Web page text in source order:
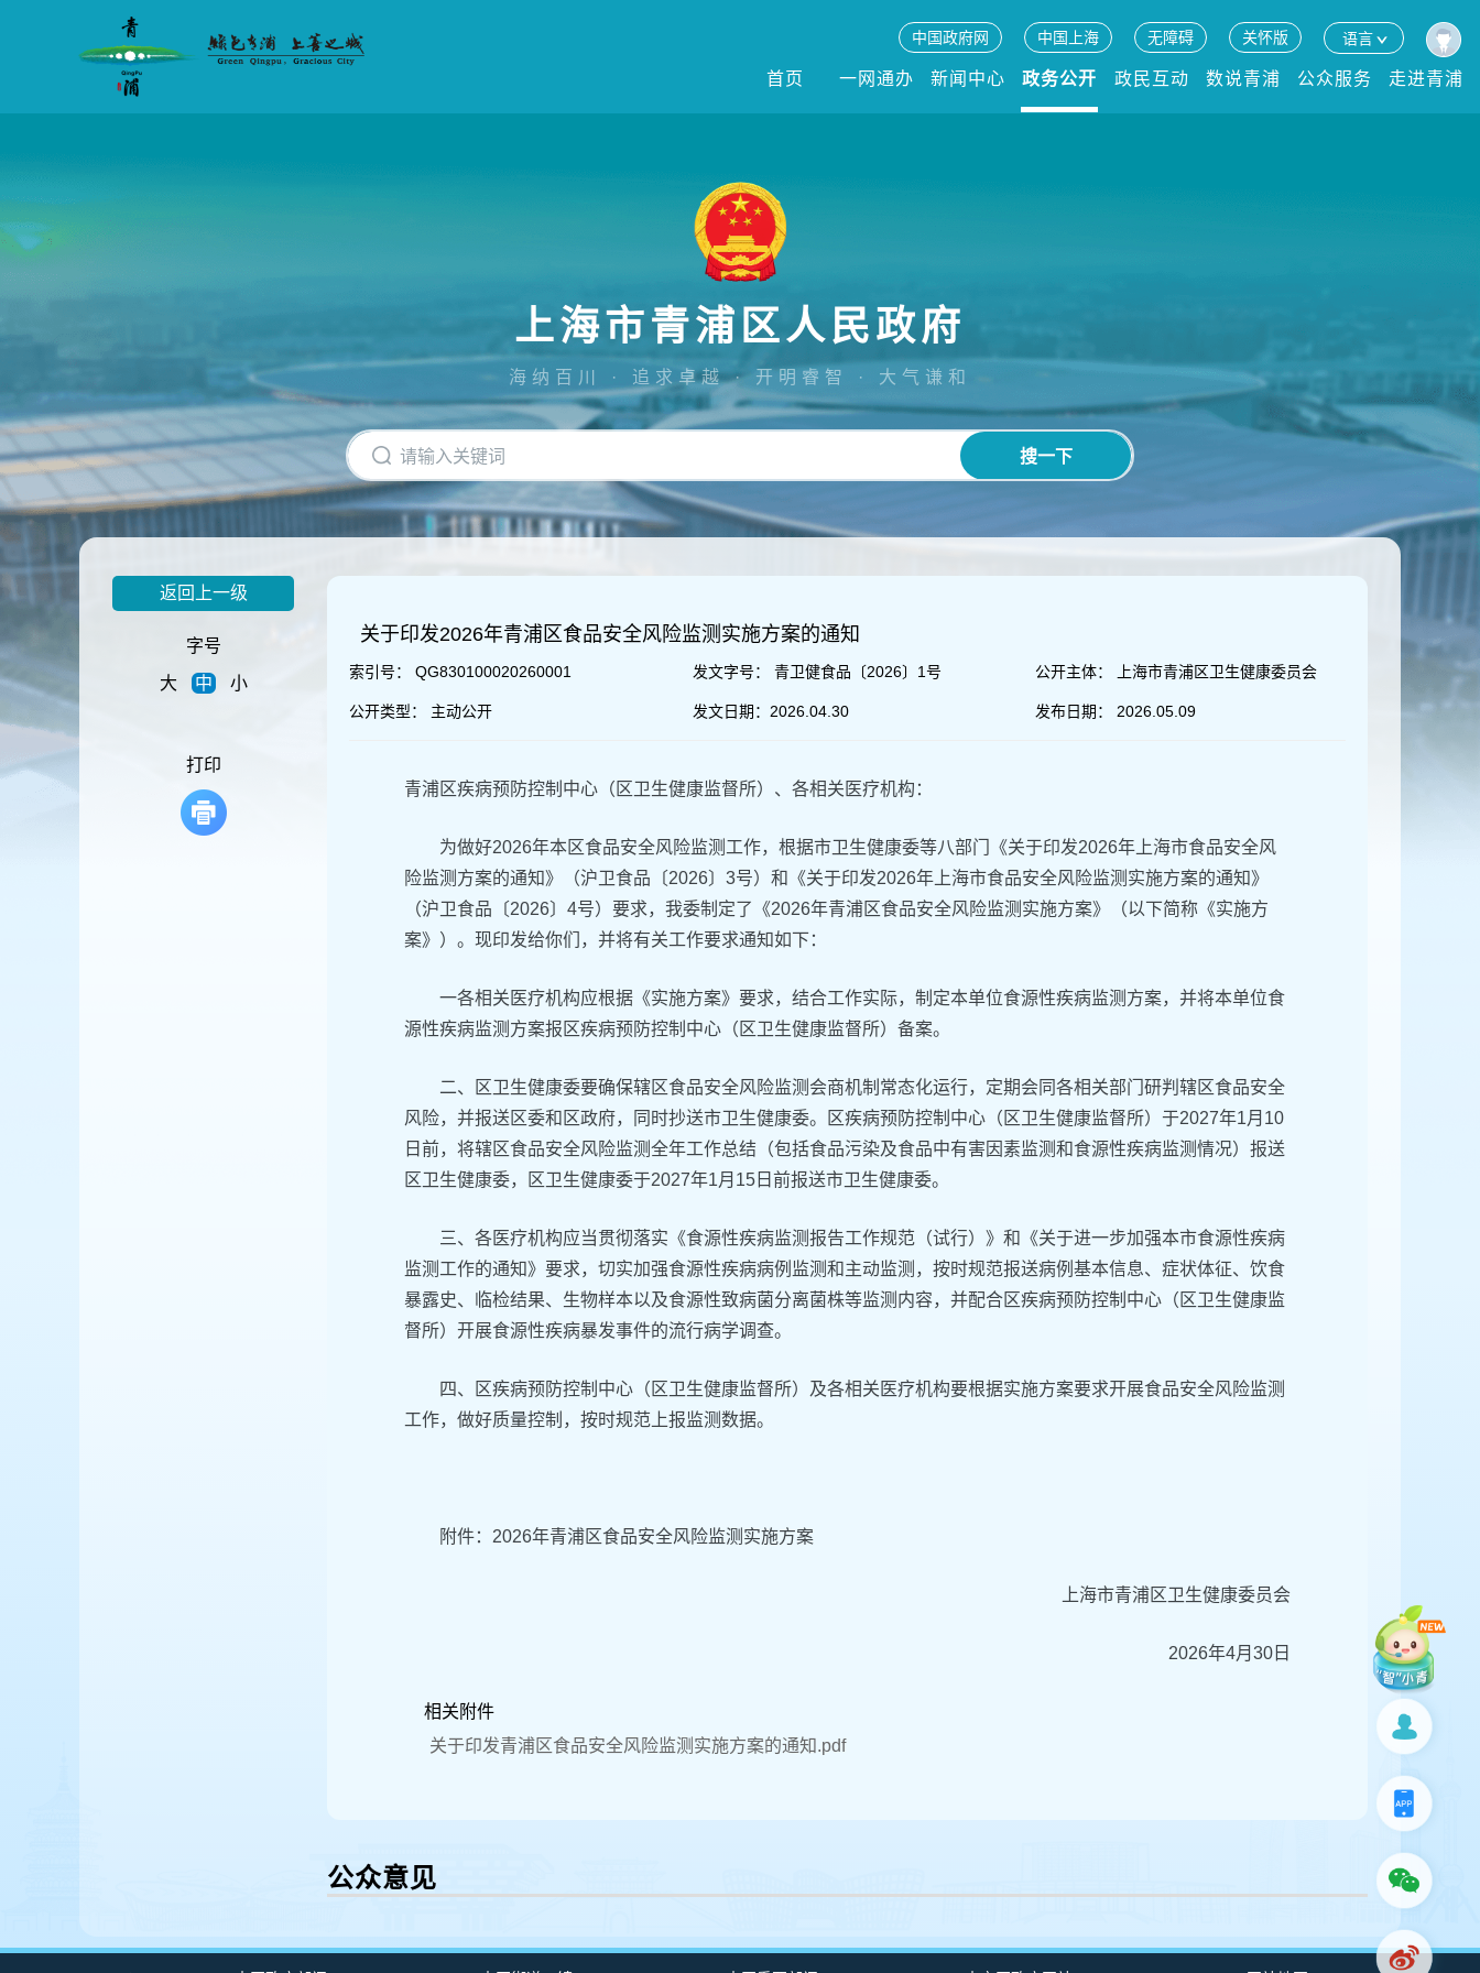
网
主
要
内
容
区
域
中国政府网 中国上海 无障碍 关怀版 语言
首页 一网通办 新闻中心 政务公开 政民互动 数说青浦 公众服务 走进青浦
上海市青浦区人民政府
海纳百川 · 追求卓越 · 开明睿智 · 大气谦和
搜一下
返回上一级
字号
大
中 小
打印
关于印发2026年青浦区食品安全风险监测实施方案的通知
索引号： QG830100020260001
公开类型： 主动公开
发文字号： 青卫健食品〔2026〕1号
发文日期： 2026.04.30
公开主体： 上海市青浦区卫生健康委员会
发布日期： 2026.05.09
青浦区疾病预防控制中心（区卫生健康监督所）、各相关医疗机构：
为做好2026年本区食品安全风险监测工作，根据市卫生健康委等八部门《关于印发2026年上海市食品安全风
险监测方案的通知》（沪卫食品〔2026〕3号）和《关于印发2026年上海市食品安全风险监测实施方案的通知》
（沪卫食品〔2026〕4号）要求，我委制定了《2026年青浦区食品安全风险监测实施方案》（以下简称《实施方
案》）。现印发给你们，并将有关工作要求通知如下：
一各相关医疗机构应根据《实施方案》要求，结合工作实际，制定本单位食源性疾病监测方案，并将本单位食
源性疾病监测方案报区疾病预防控制中心（区卫生健康监督所）备案。
二、区卫生健康委要确保辖区食品安全风险监测会商机制常态化运行，定期会同各相关部门研判辖区食品安全
风险，并报送区委和区政府，同时抄送市卫生健康委。区疾病预防控制中心（区卫生健康监督所）于2027年1月10
日前，将辖区食品安全风险监测全年工作总结（包括食品污染及食品中有害因素监测和食源性疾病监测情况）报送
区卫生健康委，区卫生健康委于2027年1月15日前报送市卫生健康委。
三、各医疗机构应当贯彻落实《食源性疾病监测报告工作规范（试行）》和《关于进一步加强本市食源性疾病
监测工作的通知》要求，切实加强食源性疾病病例监测和主动监测，按时规范报送病例基本信息、症状体征、饮食
暴露史、临检结果、生物样本以及食源性致病菌分离菌株等监测内容，并配合区疾病预防控制中心（区卫生健康监
督所）开展食源性疾病暴发事件的流行病学调查。
四、区疾病预防控制中心（区卫生健康监督所）及各相关医疗机构要根据实施方案要求开展食品安全风险监测
工作，做好质量控制，按时规范上报监测数据。
附件：2026年青浦区食品安全风险监测实施方案
上海市青浦区卫生健康委员会
2026年4月30日
相关附件
关于印发青浦区食品安全风险监测实施方案的通知.pdf
公众意见